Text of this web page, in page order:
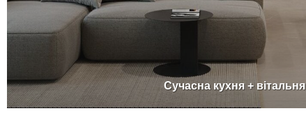
Сучасна кухня + вітальня